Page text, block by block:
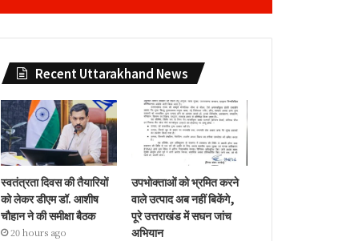
Recent Uttarakhand News
स्वतंत्रता दिवस की तैयारियों
को लेकर डीएम डॉ. आशीष
चौहान ने की समीक्षा बैठक
20 hours ago
उपभोक्ताओं को भ्रमित करने
वाले उत्पाद अब नहीं बिकेंगे,
पूरे उत्तराखंड में सघन जांच
अभियान